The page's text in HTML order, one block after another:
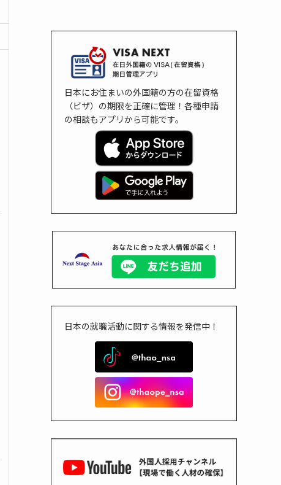
日本にお住まいの外国籍の方の在留資格
（ビザ）の期限を正確に管理！各種申請
の相談もアプリから可能です。
日本の就職活動に関する情報を発信中！